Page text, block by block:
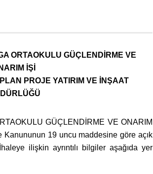
ORTAOKULU GÜÇLENDİRME VE
İŞİ
PROJE YATIRIM VE İNŞAAT
GÜÇLENDİRME VE ONARIM
Kanununun 19 uncu maddesine göre açık
ilişkin ayrıntılı bilgiler aşağıda yer